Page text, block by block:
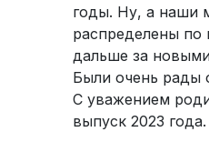
годы. Ну, а наши
распределены
дальше за
Были очень рады
С уважением
выпуск 2023 года.